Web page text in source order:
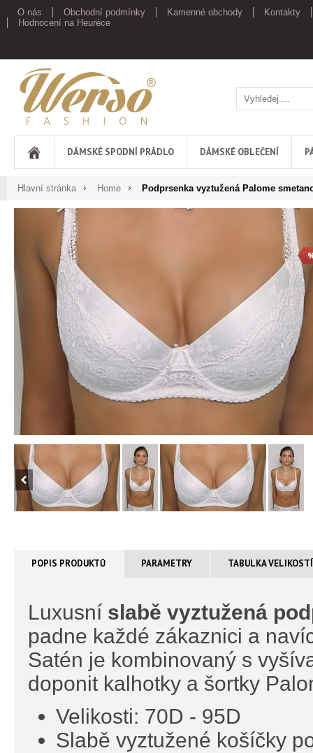
O nás Obchodní podmínky Kamenné obchody
Kontakty
Hodnocení na Heuréce
Werso
DÁMSKÉ SPODNÍ PRÁDLO DÁMSKÉ OBLEČENÍ
Hlavní stránka Home Podprsenka vyztužená Palome
POPIS PRODUKTŮ PARAMETRY TABULKA
Luxusní slabě vyztužená
padne každé zákaznici a
Satén je kombinovaný s
doponit kalhotky a šortky
Velikosti: 70D - 95D
Slabě vyztužené košíčky